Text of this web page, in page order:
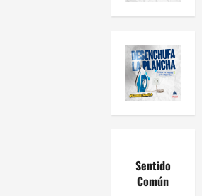
Sentido
Común